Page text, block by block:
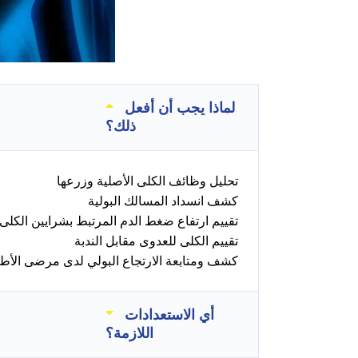
لماذا يجب أن أفعل
ذلك؟
تحليل وظائف الكلى الأصلية وزرعها
كشف انسداد المسالك البولية
تقييم ارتفاع ضغط الدم المرتبط بشرايين
تقييم الكلى للعدوى مقابل الندبة
كشف ومتابعة الارتجاع البولي لدى مرضى
أي الاستعدادات
اللازمة؟